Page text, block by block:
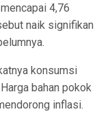
4,76
naik signifikan
konsumsi
bahan pokok
inflasi.